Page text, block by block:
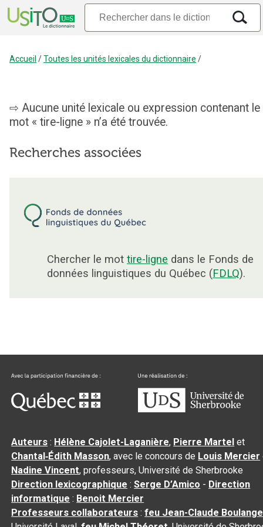
Accueil /Toutes les unités lexicales du dictionnaire /
Aucune unité lexicale ou expression contenant le
mot « tire-ligne » n’a été trouvée.
Recherches associées
Chercher le mot tire-ligne dans le Fonds de
données linguistiques du Québec (FDLQ).
Auteurs : Hélène Cajolet-Laganière, Pierre Martel et
Chantal‑Édith Masson, avec le concours de Louis Mercier
Nadine Vincent, professeurs, Université de Sherbrooke
Direction lexicographique :Serge D’Amico - Direction
informatique : Benoit Mercier
Professeurs collaborateurs :feu Jean-Claude